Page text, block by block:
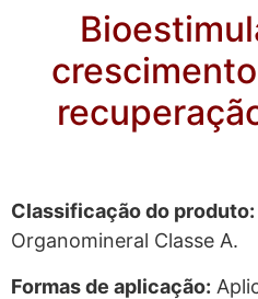
Classificação do produto:
Organomineral Classe A.
Formas de aplicação: